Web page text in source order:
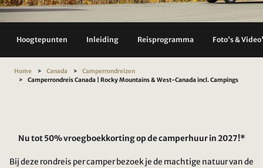
Hoogtepunten Inleiding Reisprogramma Foto's &
Home Canada
Camperrondreizen
Camperrondreis Canada | Rocky Mountains & West-Canada incl. Campings
Nu tot 50% vroegboekkorting op de camperhuur in 2027!*
Bij deze rondreis per camper bezoek je de machtige natuur van de